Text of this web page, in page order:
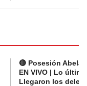
🔴 Posesión
EN VIVO | Lo
Llegaron los